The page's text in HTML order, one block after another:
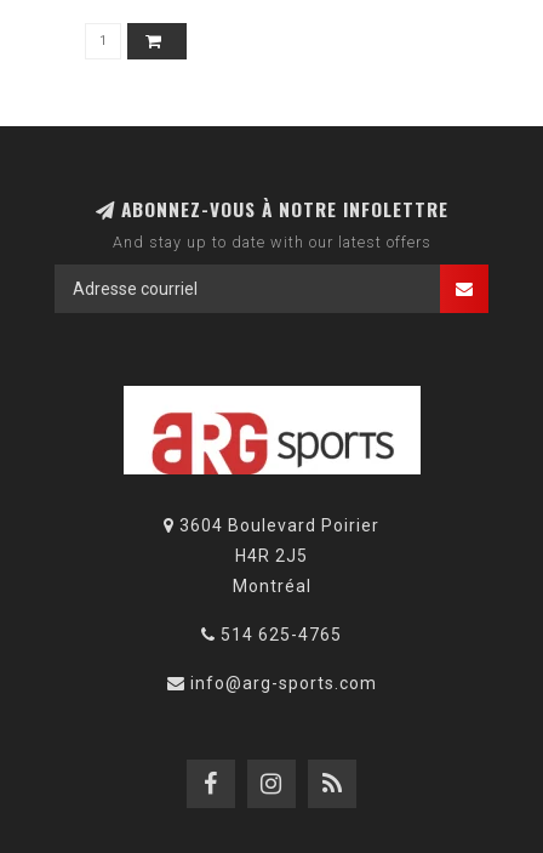
ABONNEZ-VOUS À NOTRE INFOLETTRE
And stay up to date with our latest offers
3604 Boulevard Poirier
H4R 2J5
Montréal
514 625-4765
info@arg-sports.com